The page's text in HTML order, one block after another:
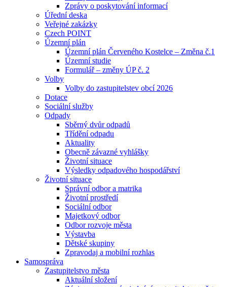
Zprávy o poskytování informací
Úřední deska
Veřejné zakázky
Czech POINT
Územní plán
Územní plán Červeného Kostelce – Změna č.1
Územní studie
Formulář – změny ÚP č. 2
Volby
Volby do zastupitelstev obcí 2026
Dotace
Sociální služby
Odpady
Sběrný dvůr odpadů
Třídění odpadu
Aktuality
Obecně závazné vyhlášky
Životní situace
Výsledky odpadového hospodářství
Životní situace
Správní odbor a matrika
Životní prostředí
Sociální odbor
Majetkový odbor
Odbor rozvoje města
Výstavba
Dětské skupiny
Zpravodaj a mobilní rozhlas
Samospráva
Zastupitelstvo města
Aktuální složení